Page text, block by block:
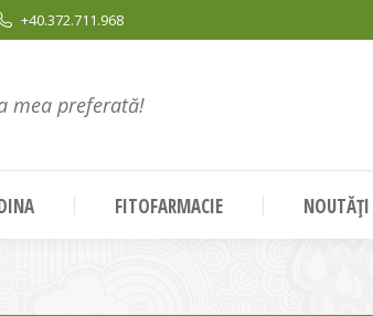
+40.372.711.968
mea preferată!
FITOFARMACIE NOUTĂȚI